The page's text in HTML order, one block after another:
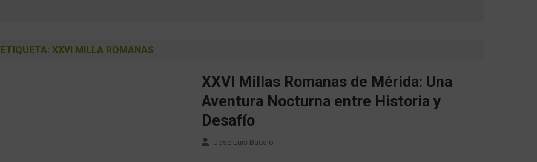
ETIQUETA: XXVI MILLA ROMANAS
XXVI Millas Romanas de Mérida: Una
Aventura Nocturna entre Historia y
Desafío
Jose Luis Basalo